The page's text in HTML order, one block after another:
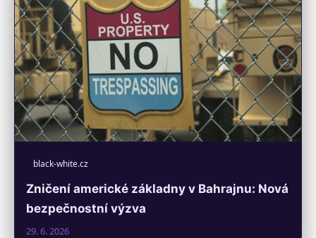
black-white.cz
Zničení americké základny v Bahrajnu: Nová
bezpečnostní výzva
29. 6. 2026